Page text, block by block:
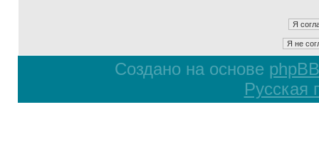
Создано на основе phpBB
Русская